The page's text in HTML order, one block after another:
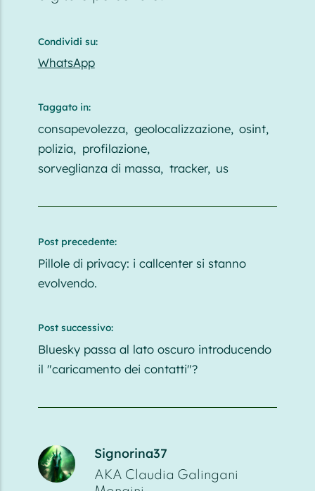
Condividi su:
WhatsApp
Taggato in:
consapevolezza geolocalizzazione
osint
polizia
profilazione
sorveglianza di massa
tracker us
Post precedente:
Pillole di privacy: i callcenter si stanno
evolvendo.
Post successivo:
Bluesky passa al lato oscuro introducendo
il "caricamento dei contatti"?
Signorina37
AKA Claudia Galingani